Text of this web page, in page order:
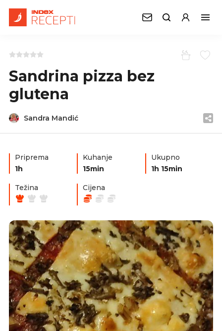
Sandrina pizza bez
glutena
Sandra Mandić
Priprema
1h
Kuhanje
15min
Ukupno
1h 15min
Težina Cijena